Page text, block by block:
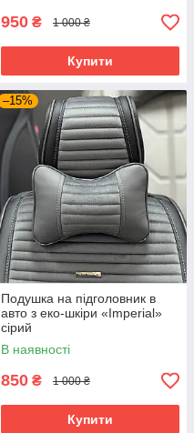
950 ₴ 1 000 ₴
Купити
–15%
Подушка на підголовник в
авто з еко-шкіри «Imperial»
сірий
В наявності
850 ₴ 1 000 ₴
Купити